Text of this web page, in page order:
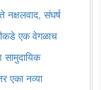
संघर्ष
एक वेगळाच
एका नव्या